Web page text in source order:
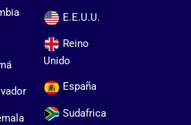
E.E.U.U.
Reino
Unido
España
Sudafrica